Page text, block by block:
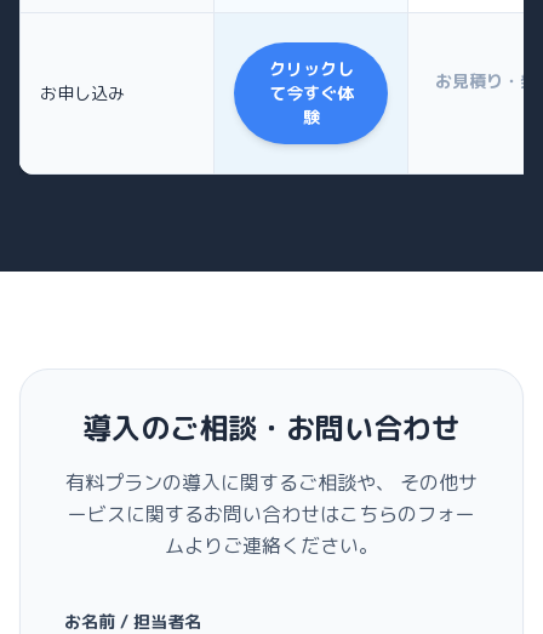
お申し込み
クリックし
て今すぐ体
験
お見積り・
導入のご相談・お問い合わせ
有料プランの導入に関するご相談や、
その他サ
ービスに関するお問い合わせはこちらのフォー
ムよりご連絡ください。
お名前 / 担当者名